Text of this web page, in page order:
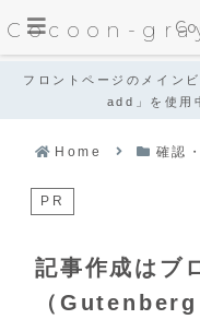
Cocoon-
フロントページのメイン
add」を使用
Home 確認
PR
記事作成はブ
（Gutenberg